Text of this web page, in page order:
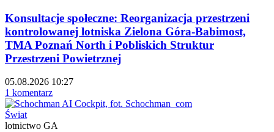
Konsultacje społeczne: Reorganizacja przestrzeni
kontrolowanej lotniska Zielona Góra-Babimost,
TMA Poznań North i Pobliskich Struktur
Przestrzeni Powietrznej
05.08.2026 10:27
1 komentarz
Świat
lotnictwo GA